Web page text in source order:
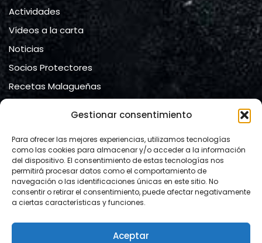
Gestionar consentimiento
Para ofrecer las mejores experiencias, utilizamos tecnologías
como las cookies para almacenar y/o acceder a la información
del dispositivo. El consentimiento de estas tecnologías nos
permitirá procesar datos como el comportamiento de
navegación o las identificaciones únicas en este sitio. No
consentir o retirar el consentimiento, puede afectar negativamente
a ciertas características y funciones.
Aceptar
Actividades
Vídeos a la carta
Noticias
Socios Protectores
Recetas Malagueñas
Contacto
Ateneo de Málaga
calle Compañía, nº 2.
29008 Málaga
Mail: info@lacartamalacitana.org